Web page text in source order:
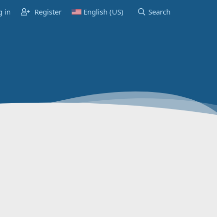
in Register English (US) Search